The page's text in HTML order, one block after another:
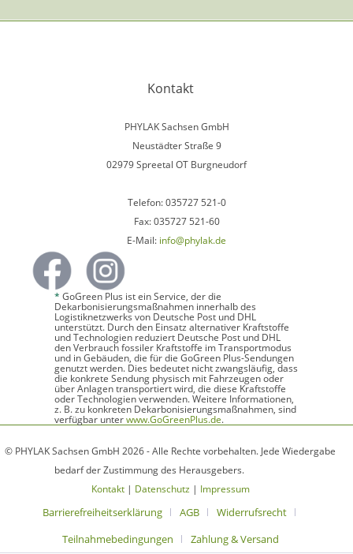
Kontakt
PHYLAK Sachsen GmbH
Neustädter Straße 9
02979 Spreetal OT Burgneudorf
Telefon: 035727 521-0
Fax: 035727 521-60
E-Mail: info@phylak.de
* GoGreen Plus ist ein Service, der die
Dekarbonisierungsmaßnahmen innerhalb des
Logistiknetzwerks von Deutsche Post und DHL
unterstützt. Durch den Einsatz alternativer Kraftstoffe
und Technologien reduziert Deutsche Post und DHL
den Verbrauch fossiler Kraftstoffe im Transportmodus
und in Gebäuden, die für die GoGreen Plus-Sendungen
genutzt werden. Dies bedeutet nicht zwangsläufig, dass
die konkrete Sendung physisch mit Fahrzeugen oder
über Anlagen transportiert wird, die diese Kraftstoffe
oder Technologien verwenden. Weitere Informationen,
z. B. zu konkreten Dekarbonisierungsmaßnahmen, sind
verfügbar unterwww.GoGreenPlus.de.
© PHYLAK Sachsen GmbH 2026 - Alle Rechte vorbehalten. Jede Wiedergabe
bedarf der Zustimmung des Herausgebers.
Kontakt| Datenschutz| Impressum
Barrierefreiheitserklärung AGB
Widerrufsrecht
Teilnahmebedingungen
Zahlung & Versand